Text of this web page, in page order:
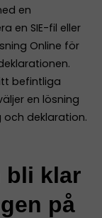
en
en SIE-fil eller
Online för
befintliga
en lösning
deklaration.
bli klar
på